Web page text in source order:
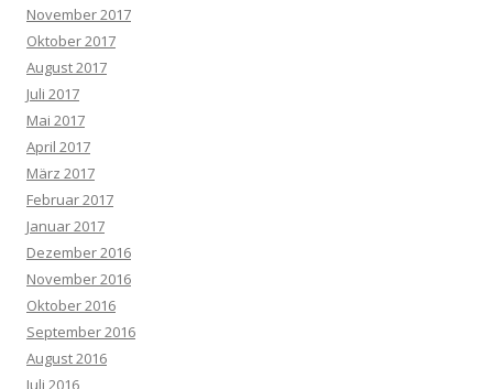
November 2017
Oktober 2017
August 2017
Juli 2017
Mai 2017
April 2017
März 2017
Februar 2017
Januar 2017
Dezember 2016
November 2016
Oktober 2016
September 2016
August 2016
Juli 2016